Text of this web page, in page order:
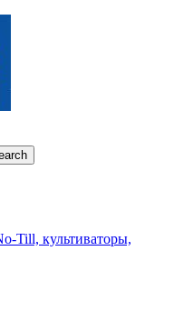
Till, культиваторы,